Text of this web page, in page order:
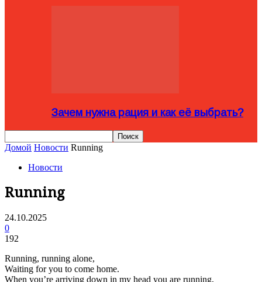
Зачем нужна рация и как её выбрать?
Домой Новости Running
Новости
Running
24.10.2025
0
192
Running, running alone,
Waiting for you to come home.
When you’re arriving down in my head you are running,